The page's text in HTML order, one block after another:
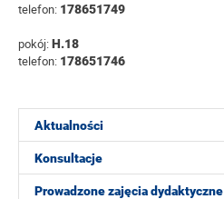
Aktualności
Konsultacje
Prowadzone zajęcia dydaktyczne
telefon: 178651749
pokój:H.18
telefon: 178651746